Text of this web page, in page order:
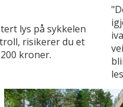
lys på sykkelen
risikerer du et
kroner.